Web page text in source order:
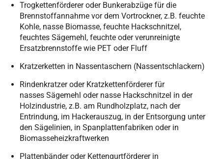
Trogkettenförderer oder Bunkerabzüge für die
Brennstoffannahme vor dem Vortrockner, z.B. feuchte
Kohle, nasse Biomasse, feuchte Hackschnitzel,
feuchtes Sägemehl, feuchte oder verunreinigte
Ersatzbrennstoffe wie PET oder Fluff
Kratzerketten in Nassentaschern (Nassentschlackern)
Rindenkratzer oder Kratzkettenförderer für
nasses Sägemehl oder nasse Hackschnitzel in der
Holzindustrie, z.B. am Rundholzplatz, nach der
Entrindung, im Hackerauszug, in der Entsorgung unter
den Sägelinien, in Spanplattenfabriken oder in
Biomasseheizkraftwerken
Plattenbänder oder Kettengurtförderer in